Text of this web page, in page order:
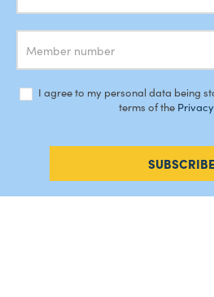
I agree to my personal data being
terms of the
SUBSCRIBE